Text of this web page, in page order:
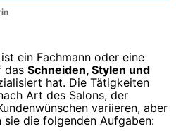
ein Fachmann oder eine
das Schneiden, Stylen und
hat. Die Tätigkeiten
Art des Salons, der
variieren, aber
sie die folgenden Aufgaben: